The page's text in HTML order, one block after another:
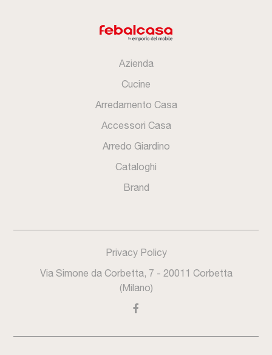
Azienda
Cucine
Arredamento Casa
Accessori Casa
Arredo Giardino
Cataloghi
Brand
Privacy Policy
Via Simone da Corbetta, 7 - 20011 Corbetta
(Milano)